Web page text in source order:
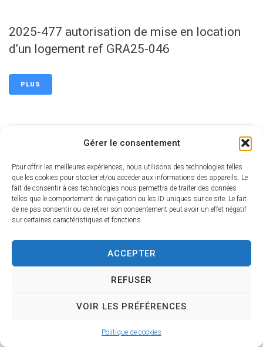
Gérer le consentement
Pour offrir les meilleures expériences, nous utilisons des technologies telles
que les cookies pour stocker et/ou accéder aux informations des appareils. Le
fait de consentir à ces technologies nous permettra de traiter des données
telles que le comportement de navigation ou les ID uniques sur ce site. Le fait
de ne pas consentir ou de retirer son consentement peut avoir un effet négatif
sur certaines caractéristiques et fonctions.
ACCEPTER
REFUSER
VOIR LES PRÉFÉRENCES
Politique de cookies
2025-477 autorisation de mise en location
d’un logement ref GRA25-046
PLUS
d’un logement ref GRA25-047
PLUS
2025-047 Reprise de concession Monsieur